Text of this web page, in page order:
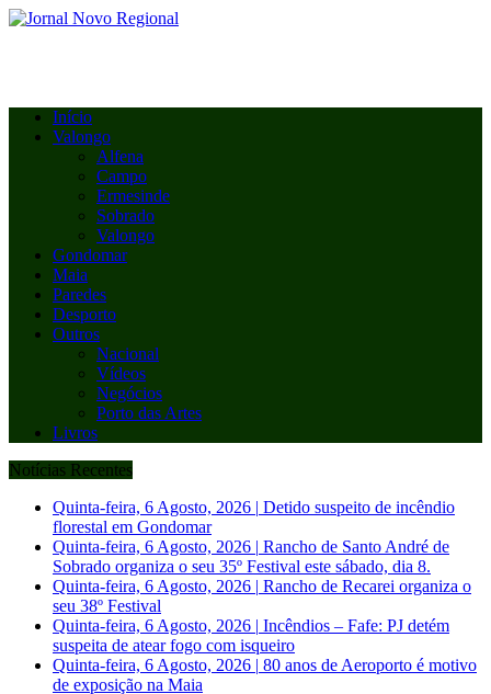
Início
Valongo
Alfena
Campo
Ermesinde
Sobrado
Valongo
Gondomar
Maia
Paredes
Desporto
Outros
Nacional
Vídeos
Negócios
Porto das Artes
Livros
Notícias Recentes
Quinta-feira, 6 Agosto, 2026 | Detido suspeito de incêndio
florestal em Gondomar
Quinta-feira, 6 Agosto, 2026 | Rancho de Santo André de
Sobrado organiza o seu 35º Festival este sábado, dia 8.
Quinta-feira, 6 Agosto, 2026 | Rancho de Recarei organiza o
seu 38º Festival
Quinta-feira, 6 Agosto, 2026 | Incêndios – Fafe: PJ detém
suspeita de atear fogo com isqueiro
Quinta-feira, 6 Agosto, 2026 | 80 anos de Aeroporto é motivo
de exposição na Maia